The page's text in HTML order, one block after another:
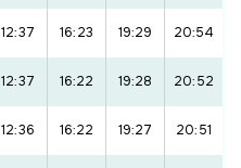
12:37 16:23 19:29 20:54
12:37 16:22 19:28 20:52
12:36 16:22 19:27 20:51